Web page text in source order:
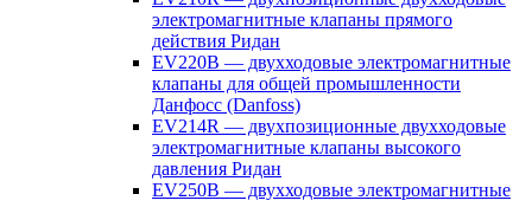
электромагнитные клапаны прямого
действия Ридан
EV220B — двухходовые электромагнитные
клапаны для общей промышленности
Данфосс (Danfoss)
EV214R — двухпозиционные двухходовые
электромагнитные клапаны высокого
давления Ридан
EV250B — двухходовые электромагнитные